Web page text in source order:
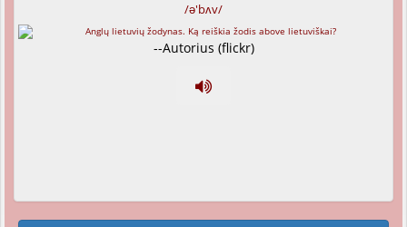
/ə'bʌv/
--Autorius (flickr)